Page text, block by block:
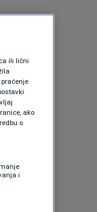
ili lični
ako
o
i